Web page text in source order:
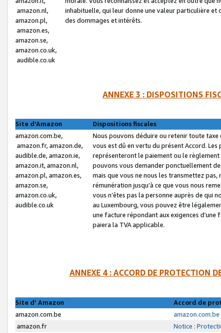
amazon.nl,
amazon.pl,
amazon.es,
amazon.se,
amazon.co.uk,
audible.co.uk
inhabituelle, qui leur donne une valeur particulière
des dommages et intérêts.
ANNEXE 3 : DISPOSITIONS
Site d’Amazon
Dispositions fiscales
amazon.com.be,
amazon.fr, amazon.de,
audible.de, amazon.ie,
amazon.it, amazon.nl,
amazon.pl, amazon.es,
amazon.se,
amazon.co.uk,
audible.co.uk
Nous pouvons déduire ou retenir toute
vous est dû en vertu du présent Accord.
représenteront le paiement ou le
pouvons vous demander ponctuellement
mais que vous ne nous les transmettez
rémunération jusqu’à ce que vous nous
vous n’êtes pas la personne auprès de qui
au Luxembourg, vous pouvez être
une facture répondant aux exigences
paiera la TVA applicable.
ANNEXE 4 : ACCORD DE PROTECTION
Site d’ Amazon
Accord de
amazon.com.be
amazon.fr
Notice :